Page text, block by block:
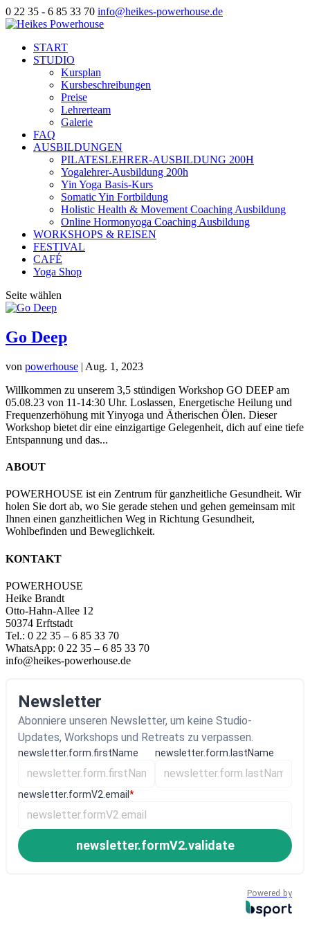
0 22 35 - 6 85 33 70 info@heikes-powerhouse.de
START
STUDIO
Kursplan
Kursbeschreibungen
Preise
Lehrerteam
Galerie
FAQ
AUSBILDUNGEN
PILATESLEHRER-AUSBILDUNG 200H
Yogalehrer-Ausbildung 200h
Yin Yoga Basis-Kurs
Somatic Yin Fortbildung
Holistic Health & Movement Coaching Ausbildung
Online Hormonyoga Coaching Ausbildung
WORKSHOPS & REISEN
FESTIVAL
CAFÉ
Yoga Shop
Seite wählen
Go Deep
von powerhouse | Aug. 1, 2023
Willkommen zu unserem 3,5 stündigen Workshop GO DEEP am
05.08.23 von 11-14:30 Uhr. Loslassen, Energetische Heilung und
Frequenzerhöhung mit Yinyoga und Ätherischen Ölen. Dieser
Workshop bietet dir eine einzigartige Gelegenheit, dich auf eine tiefe
Entspannung und das...
ABOUT
POWERHOUSE ist ein Zentrum für ganzheitliche Gesundheit. Wir
holen Sie dort ab, wo Sie gerade stehen und gehen gemeinsam mit
Ihnen einen ganzheitlichen Weg in Richtung Gesundheit,
Wohlbefinden und Beweglichkeit.
KONTAKT
POWERHOUSE
Heike Brandt
Otto-Hahn-Allee 12
50374 Erftstadt
Tel.: 0 22 35 – 6 85 33 70
WhatsApp: 0 22 35 – 6 85 33 70
info@heikes-powerhouse.de
Newsletter
Abonniere unseren Newsletter, um keine Studio-
Updates, Workshops und Retreats zu verpassen.
newsletter.form.firstName newsletter.form.lastName
newsletter.formV2.email *
newsletter.formV2.validate
Powered by